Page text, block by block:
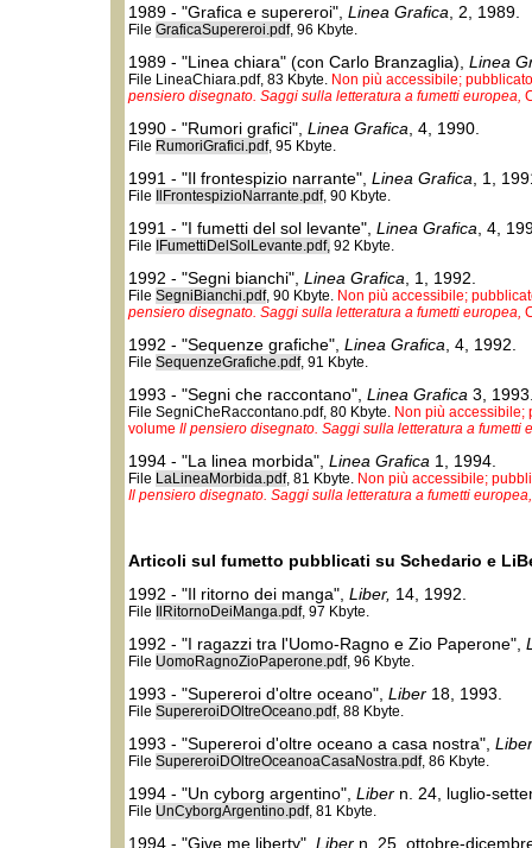
1989 - "Grafica e supereroi", Linea Grafica , 2, 1989.
File GraficaSupereroi.pdf, 96 Kbyte.
1989 - "Linea chiara" (con Carlo Branzaglia), Linea
File LineaChiara.pdf, 83 Kbyte. Non più accessibile;
pensiero disegnato. Saggi sulla letteratura a fumetti europea,
1990 - "Rumori grafici", Linea Grafica , 4, 1990.
File RumoriGrafici.pdf, 95 Kbyte.
1991 - "Il frontespizio narrante", Linea Grafica , 1,
File IlFrontespizioNarrante.pdf, 90 Kbyte.
1991 - "I fumetti del sol levante", Linea Grafica , 4,
File IFumettiDelSolLevante.pdf, 92 Kbyte.
1992 - "Segni bianchi", Linea Grafica , 1, 1992.
File SegniBianchi.pdf, 90 Kbyte. Non più accessibile;
pensiero disegnato. Saggi sulla letteratura a fumetti europea,
1992 - "Sequenze grafiche", Linea Grafica , 4, 1992.
File SequenzeGrafiche.pdf, 91 Kbyte.
1993 - "Segni che raccontano", Linea Grafica 3,
File SegniCheRaccontano.pdf, 80 Kbyte. Non più accessibile;
volume Il pensiero disegnato. Saggi sulla letteratura a fumetti
1994 - "La linea morbida", Linea Grafica 1, 1994.
File LaLineaMorbida.pdf, 81 Kbyte. Non più accessibile;
Il pensiero disegnato. Saggi sulla letteratura a fumetti
Articoli sul fumetto pubblicati su Schedario e
1992 - "Il ritorno dei manga", Liber, 14, 1992.
File IlRitornoDeiManga.pdf, 97 Kbyte.
1992 - "I ragazzi tra l'Uomo-Ragno e Zio Paperone",
File UomoRagnoZioPaperone.pdf, 96 Kbyte.
1993 - "Supereroi d'oltre oceano", Liber 18, 1993.
File SupereroiDOltreOceano.pdf, 88 Kbyte.
1993 - "Supereroi d'oltre oceano a casa nostra", Liber
File SupereroiDOltreOceanoaCasaNostra.pdf, 86 Kbyte.
1994 - "Un cyborg argentino", Liber n. 24, luglio-
File UnCyborgArgentino.pdf, 81 Kbyte.
1994 - "Give me liberty", Liber n. 25, ottobre-